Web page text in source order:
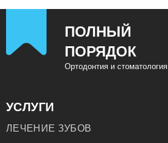
ПОЛНЫЙ
ПОРЯДОК
Ортодонтия и стоматология
УСЛУГИ
ЛЕЧЕНИЕ ЗУБОВ